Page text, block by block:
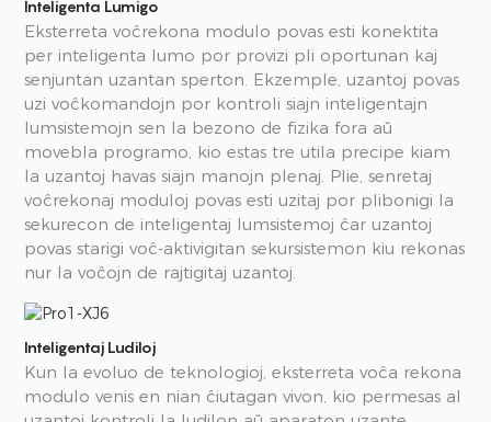
Inteligenta Lumigo
Eksterreta voĉrekona modulo povas esti konektita
per inteligenta lumo por provizi pli oportunan kaj
senjuntan uzantan sperton. Ekzemple, uzantoj povas
uzi voĉkomandojn por kontroli siajn inteligentajn
lumsistemojn sen la bezono de fizika fora aŭ
movebla programo, kio estas tre utila precipe kiam
la uzantoj havas siajn manojn plenaj. Plie, senretaj
voĉrekonaj moduloj povas esti uzitaj por plibonigi la
sekurecon de inteligentaj lumsistemoj ĉar uzantoj
povas starigi voĉ-aktivigitan sekursistemon kiu rekonas
nur la voĉojn de rajtigitaj uzantoj.
Inteligentaj Ludiloj
Kun la evoluo de teknologioj, eksterreta voĉa rekona
modulo venis en nian ĉiutagan vivon, kio permesas al